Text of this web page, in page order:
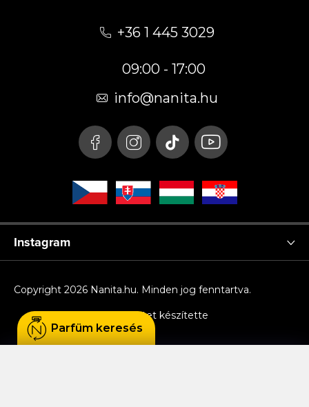
+36 1 445 3029
09:00 - 17:00
info@nanita.hu
Instagram
Shoptet készítette
Copyright 2026 Nanita.hu. Minden jog fenntartva.
Parfüm keresés